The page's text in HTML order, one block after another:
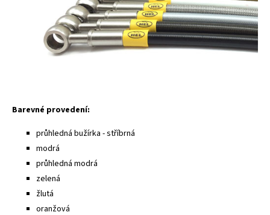
Barevné provedení:
průhledná bužírka - stříbrná
modrá
průhledná modrá
zelená
žlutá
oranžová